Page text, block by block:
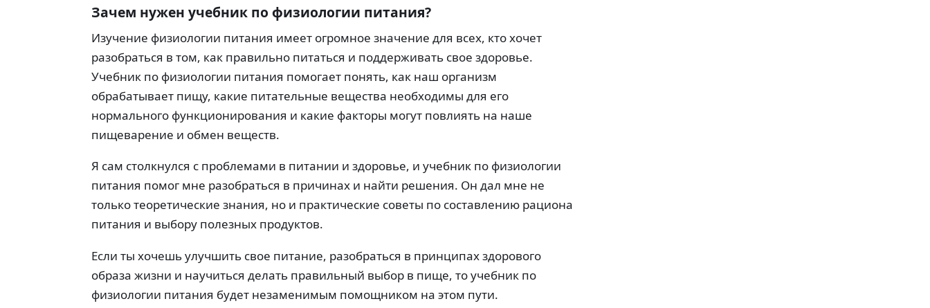
Зачем нужен учебник по физиологии питания?
Изучение физиологии питания имеет огромное значение для всех, кто хочет
разобраться в том, как правильно питаться и поддерживать свое здоровье.
Учебник по физиологии питания помогает понять, как наш организм
обрабатывает пищу, какие питательные вещества необходимы для его
нормального функционирования и какие факторы могут повлиять на наше
пищеварение и обмен веществ.
Я сам столкнулся с проблемами в питании и здоровье, и учебник по физиологии
питания помог мне разобраться в причинах и найти решения. Он дал мне не
только теоретические знания, но и практические советы по составлению рациона
питания и выбору полезных продуктов.
Если ты хочешь улучшить свое питание, разобраться в принципах здорового
образа жизни и научиться делать правильный выбор в пище, то учебник по
физиологии питания будет незаменимым помощником на этом пути.